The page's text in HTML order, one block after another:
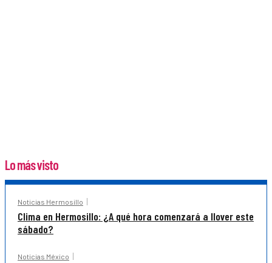
Lo más visto
Noticias Hermosillo
Clima en Hermosillo: ¿A qué hora comenzará a llover este
sábado?
Noticias México